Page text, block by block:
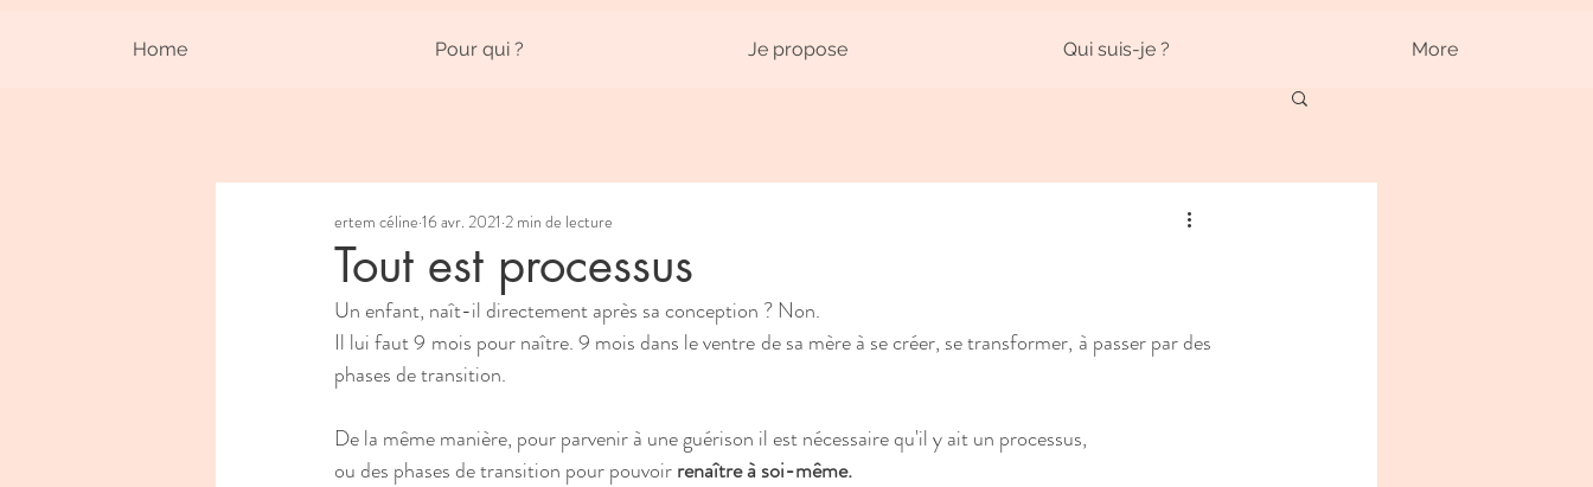
Home Pour qui ? Je propose Qui suis-je ? More
Tout est processus
ertem céline 16 avr. 2021 2 min de lecture
Un enfant, naît-il directement après sa conception ? Non.
Il lui faut 9 mois pour naître. 9 mois dans le ventre de sa mère à se créer, se transformer, à passer par des
phases de transition.
De la même manière, pour parvenir à une guérison il est nécessaire qu'il y ait un processus,
ou des phases de transition pour pouvoir renaître à soi-même.